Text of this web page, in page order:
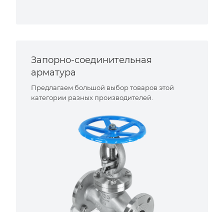
Запорно-соединительная
арматура
Предлагаем большой выбор товаров этой
категории разных производителей.